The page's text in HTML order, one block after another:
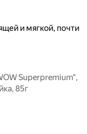
и мягкой, почти
Superpremium",
85г